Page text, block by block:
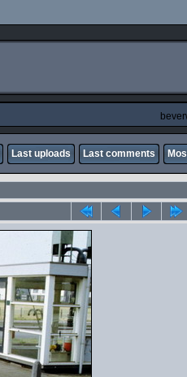
Last uploads Last comments